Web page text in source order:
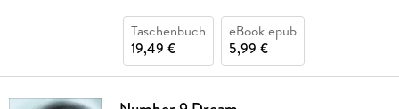
Taschenbuch
19,49 €
eBook epub
5,99 €